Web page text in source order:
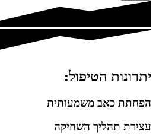
יתרונות הטיפול:
הפחתת כאב משמעותית
עצירת תהליך השחיקה